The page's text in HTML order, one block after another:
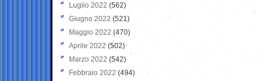
Luglio 2022 (562)
Giugno 2022 (521)
Maggio 2022 (470)
Aprile 2022 (502)
Marzo 2022 (542)
Febbraio 2022 (494)